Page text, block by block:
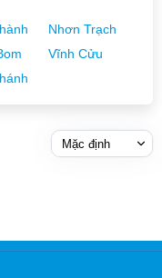
Nhơn Trạch
Vĩnh Cửu